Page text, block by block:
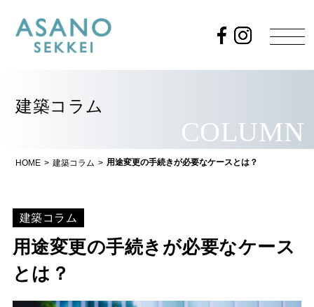
建築コラム
COLUMN
HOME > 建築コラム > 用途変更の手続きが必要なケースとは？
建築コラム
用途変更の手続きが必要なケース
とは？